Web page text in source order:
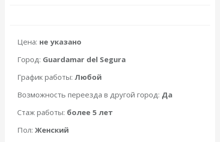
Цена: не указано
Город: Guardamar del Segura
График работы: Любой
Возможность переезда в другой город: Да
Стаж работы: более 5 лет
Пол: Женский